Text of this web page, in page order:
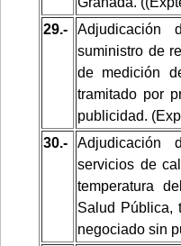
29.-
Adjudicación
suministro de
de medición
tramitado por
publicidad.
30.-
Adjudicación
servicios de
temperatura
Salud Pública,
negociado sin